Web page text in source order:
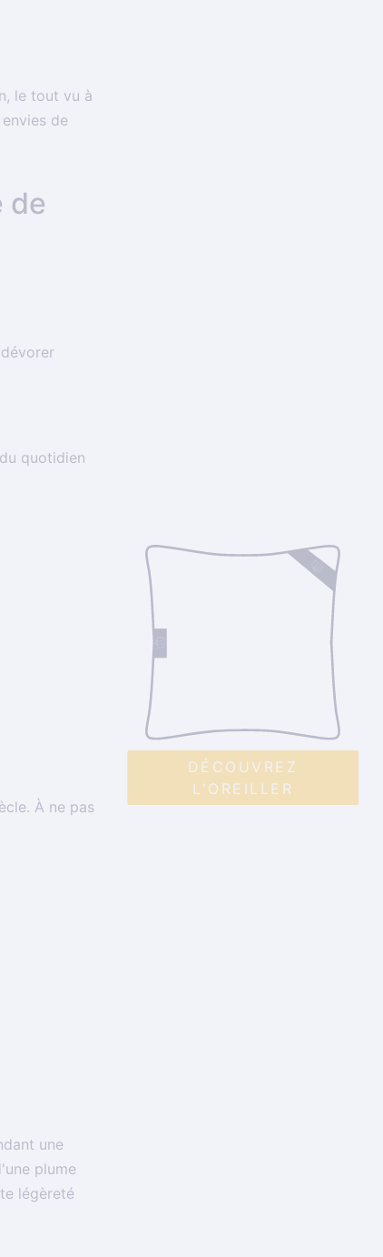
DÉCOUVREZ
L'OREILLER
le tout vu à
de
de
quotidien
À ne pas
une
plume
légèreté